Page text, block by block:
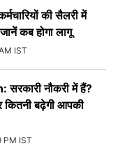
की सैलरी में
कब होगा लागू
IST
नौकरी में हैं?
कितनी बढ़ेगी आपकी
IST